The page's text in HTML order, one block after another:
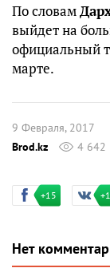
По словам
выйдет на
официальный
марте.
9 Февраля, 2017
Brod.kz
4 642
+15
Нет